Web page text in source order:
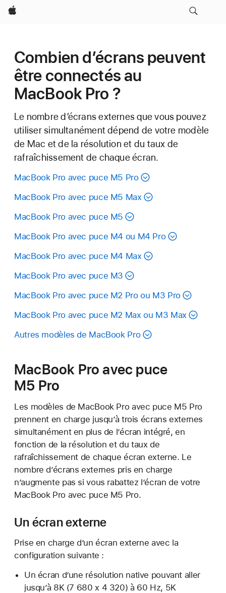
Apple
Combien d’écrans peuvent
être connectés au
MacBook Pro ?
Le nombre d’écrans externes que vous pouvez
utiliser simultanément dépend de votre modèle
de Mac et de la résolution et du taux de
rafraîchissement de chaque écran.
MacBook Pro avec puce M5 Pro
MacBook Pro avec puce M5 Max
MacBook Pro avec puce M5
MacBook Pro avec puce M4 ou M4 Pro
MacBook Pro avec puce M4 Max
MacBook Pro avec puce M3
MacBook Pro avec puce M2 Pro ou M3 Pro
MacBook Pro avec puce M2 Max ou M3 Max
Autres modèles de MacBook Pro
MacBook Pro avec puce
M5 Pro
Les modèles de MacBook Pro avec puce M5 Pro
prennent en charge jusqu’à trois écrans externes
simultanément en plus de l’écran intégré, en
fonction de la résolution et du taux de
rafraîchissement de chaque écran externe. Le
nombre d’écrans externes pris en charge
n’augmente pas si vous rabattez l’écran de votre
MacBook Pro avec puce M5 Pro.
Un écran externe
Prise en charge d’un écran externe avec la
configuration suivante :
Un écran d’une résolution native pouvant aller
jusqu’à 8K (7 680 x 4 320) à 60 Hz, 5K